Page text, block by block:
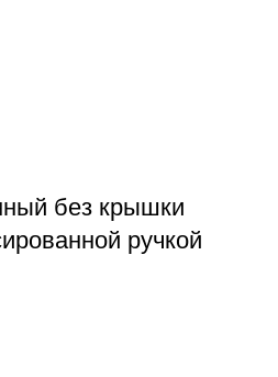
без крышки
ручкой